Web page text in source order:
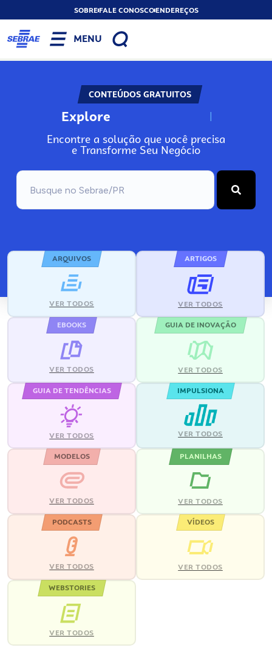
SOBREFALE CONOSCOENDEREÇOS
MENU
CONTEÚDOS GRATUITOS
Explore N
Encontre a solução que você precisa
e Transforme Seu Negócio
ARQUIVOS
VER TODOS
ARTIGOS
VER TODOS
EBOOKS
VER TODOS
GUIA DE INOVAÇÃO
VER TODOS
GUIA DE TENDÊNCIAS
VER TODOS
IMPULSIONA
VER TODOS
MODELOS
VER TODOS
PLANILHAS
VER TODOS
PODCASTS
VER TODOS
VÍDEOS
VER TODOS
WEBSTORIES
VER TODOS